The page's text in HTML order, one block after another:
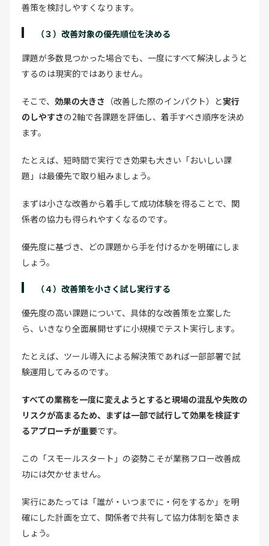
善策を検討しやすくなります。
（３）改善対象の優先順位を決める
課題が多数見つかった場合でも、一度にすべて解決しようと
するのは現実的ではありません。
そこで、 効果の大きさ （改善した際のインパクト）と実行
のしやすさの2軸で各課題を評価し、着手すべき順序を決め
ます。
たとえば、短時間で実行でき効果も大きい「おいしい課
題」は最優先で取り組みましょう。
まずは小さな改善から着手して成功体験を得ることで、関
係者の協力も得られやすくなるのです。
優先度に基づき、どの課題から手を付けるかを明確にしま
しょう。
（４）改善策を小さく試し実行する
優先度の高い課題について、具体的な改善策を立案した
ら、いきなり全面展開せずに小規模でテスト実行します。
たとえば、ツール導入による解決策であれば一部部署で試
験運用してみるのです。
すべての業務を一度に変えようとすると現場の混乱や失敗の
リスクが高まるため、まずは一部で試行して効果を検証す
るアプローチが重要です。
この「スモールスタート」の姿勢こそが業務フロー改善成
功には欠かせません。
実行にあたっては「誰が・いつまでに・何をするか」を明
確にした計画を立て、関係者で共有して協力体制を築きま
しょう。